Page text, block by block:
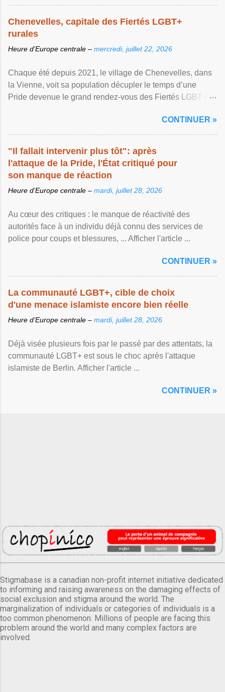
Chenevelles, capitale des Fiertés LGBT+
rurales
Heure d’Europe centrale – mercredi, juillet 22, 2026
Chaque été depuis 2021, le village de Chenevelles, dans
la Vienne, voit sa population décupler le temps d’une
Pride devenue le grand rendez-vous des Fiertés LGBT+
CONTINUER »
"Il fallait intervenir plus tôt": après
l'attaque de la Pride, l'État critiqué pour
son manque de réaction
Heure d’Europe centrale – mardi, juillet 28, 2026
Au cœur des critiques : le manque de réactivité des
autorités face à un individu déjà connu des services de
police pour coups et blessures, ... Afficher l'article ...
CONTINUER »
La communauté LGBT+, cible de choix
d'une menace islamiste encore bien réelle
Heure d’Europe centrale – mardi, juillet 28, 2026
Déjà visée plusieurs fois par le passé par des attentats, la
communauté LGBT+ est sous le choc après l'attaque
islamiste de Berlin. Afficher l'article ...
CONTINUER »
Stigmabase is a canadian non-profit internet initiative dedicated
to informing and raising awareness on the damaging effects of
social exclusion and stigma around the world. The
marginalization of individuals or categories of individuals is a
too common phenomenon. Millions of people are facing this
problem around the world and many complex factors are
involved.